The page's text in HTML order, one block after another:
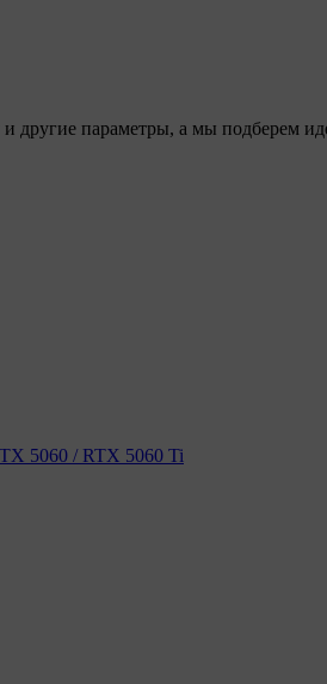
другие параметры, а мы подберем
5060 / RTX 5060 Ti